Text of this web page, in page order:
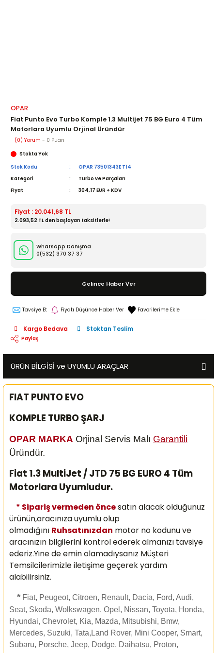
OPAR
Fiat Punto Evo Turbo Komple 1.3 Multijet 75 BG Euro 4 Tüm
Motorlara Uyumlu Orjinal Üründür
(0) Yorum - 0 Puan
Stokta Yok
Stok Kodu
OPAR 73501343E T14
Kategori
Turbo ve Parçaları
Fiyat
304,17 EUR + KDV
Fiyat : 20.041,68 TL
2.093,52 TL den başlayan taksitlerle!
Whatsapp Danışma
0(532) 370 37 37
Gelince Haber Ver
Tavsiye Et Fiyatı Düşünce Haber Ver
Kargo Bedava Stoktan Teslim
Paylaş
ÜRÜN BİLGİSİ ve UYUMLU ARAÇLAR
FIAT PUNTO EVO
KOMPLE TURBO ŞARJ
OPAR MARKA Orjinal Servis Malı Garantili
Üründür.
Fiat 1.3 MultiJet / JTD 75 BG EURO 4 Tüm
Motorlara Uyumludur.
* Sipariş vermeden öncesatın alacak olduğunuz
ürünün,aracınıza uyumlu olup
olmadığını Ruhsatınızdan motor no kodunu ve
aracınızın bilgilerini kontrol ederek almanızı tavsiye
ederiz.Yine de emin olamadıysanız Müşteri
Temsilcilerimizle iletişime geçerek yardım
alabilirsiniz.
* Fiat, Peugeot, Citroen, Renault, Dacia, Ford, Audi,
Seat, Skoda, Wolkswagen, Opel, Nissan, Toyota, Honda,
Hyundai, Chevrolet, Kia, Mazda, Mitsubishi, Bmw,
Mercedes, Suzuki, Tata,Land Rover, Mini Cooper, Smart,
Subaru, Porsche, Jeep, Dodge, Daihatsu, Proton,